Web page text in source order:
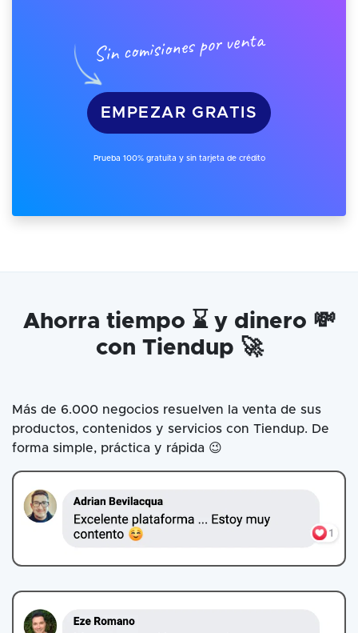
Sin comisiones por venta
EMPEZAR GRATIS
Prueba 100% gratuita y sin tarjeta de crédito
Ahorra tiempo ⌛ y dinero 💸
con Tiendup 🚀
Más de 6.000 negocios resuelven la venta de sus
productos, contenidos y servicios con Tiendup. De
forma simple, práctica y rápida 😉